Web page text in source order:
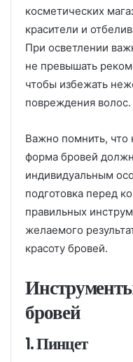
косметических
красители и
При осветлении
не превышать
чтобы избежать
повреждения волос.
Важно помнить, что
форма бровей
индивидуальным
подготовка перед
правильных
желаемого
красоту бровей.
бровей
1. Пинцет